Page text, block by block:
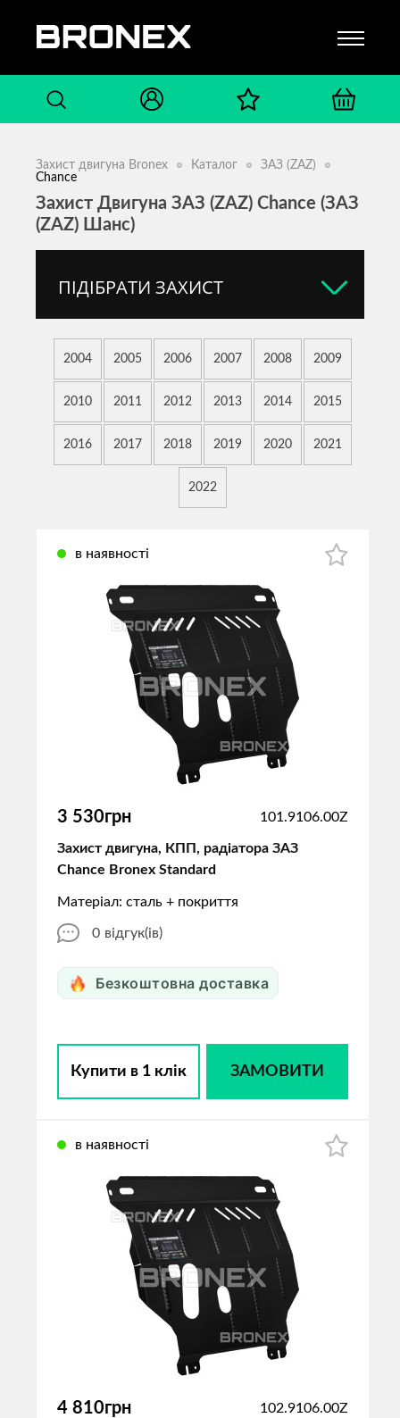
Захист двигуна Bronex Каталог
ЗАЗ (ZAZ)
Chance
Захист Двигуна ЗАЗ (ZAZ) Chance (ЗАЗ
(ZAZ) Шанс)
ПІДІБРАТИ ЗАХИСТ
2004 2005 2006 2007 2008 2009
2010 2011 2012 2013 2014 2015
2016 2017 2018 2019 2020 2021
2022
в наявності
3 530грн 101.9106.00Z
Захист двигуна, КПП, радіатора ЗАЗ
Chance Bronex Standard
Матеріал: сталь + покриття
0 відгук(ів)
Безкоштовна доставка
Купити в 1 клік ЗАМОВИТИ
в наявності
4 810грн 102.9106.00Z